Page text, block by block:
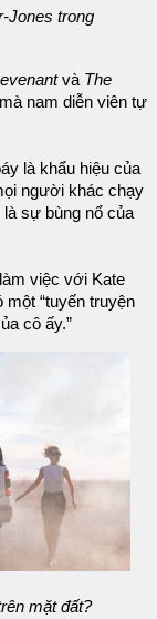
Jones trong
và The
nam diễn viên tự
là khẩu hiệu của
người khác chạy
sự bùng nổ của
việc với Kate
“tuyến truyện
cô ấy.”
mặt đất?